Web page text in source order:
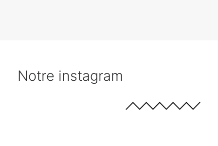
Notre instagram